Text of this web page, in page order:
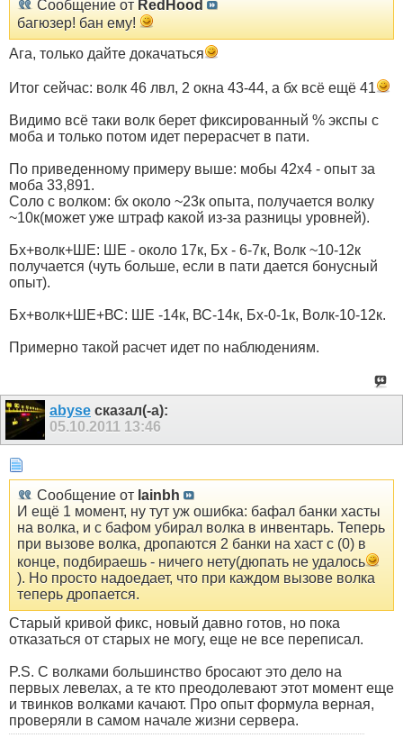
Сообщение от RedHood
багюзер! бан ему!
Ага, только дайте докачаться
Итог сейчас: волк 46 лвл, 2 окна 43-44, а бх всё ещё 41
Видимо всё таки волк берет фиксированный % экспы с
моба и только потом идет перерасчет в пати.
По приведенному примеру выше: мобы 42х4 - опыт за
моба 33,891.
Соло с волком: бх около ~23к опыта, получается волку
~10к(может уже штраф какой из-за разницы уровней).
Бх+волк+ШЕ: ШЕ - около 17к, Бх - 6-7к, Волк ~10-12к
получается (чуть больше, если в пати дается бонусный
опыт).
Бх+волк+ШЕ+ВС: ШЕ -14к, ВС-14к, Бх-0-1к, Волк-10-12к.
Примерно такой расчет идет по наблюдениям.
abyse сказал(-а):
05.10.2011 13:46
Сообщение от lainbh
И ещё 1 момент, ну тут уж ошибка: бафал банки хасты
на волка, и с бафом убирал волка в инвентарь. Теперь
при вызове волка, дропаются 2 банки на хаст с (0) в
конце, подбираешь - ничего нету(дюпать не удалось
). Но просто надоедает, что при каждом вызове волка
теперь дропается.
Старый кривой фикс, новый давно готов, но пока
отказаться от старых не могу, еще не все переписал.
P.S. С волками большинство бросают это дело на
первых левелах, а те кто преодолевают этот момент еще
и твинков волками качают. Про опыт формула верная,
проверяли в самом начале жизни сервера.